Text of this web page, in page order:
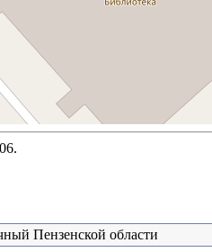
Пензенской области